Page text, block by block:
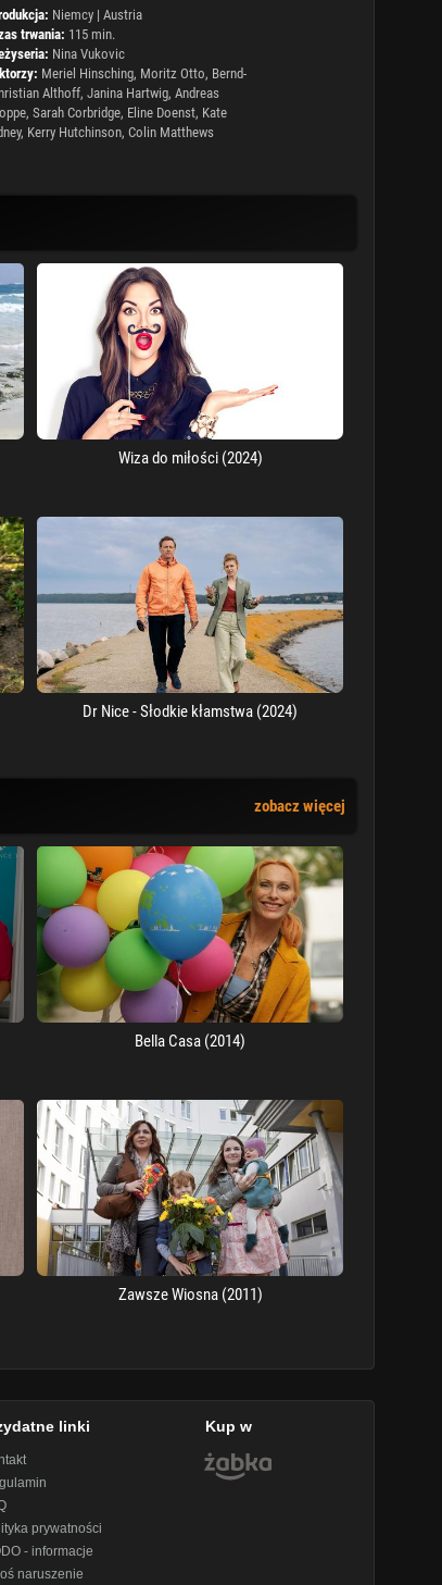
Niemcy | Austria
trwania: 115 min.
Nina Vukovic
Meriel Hinsching, Moritz Otto, Bernd-
Althoff, Janina Hartwig, Andreas
Sarah Corbridge, Eline Doenst, Kate
Kerry Hutchinson, Colin Matthews
Wiza do miłości (2024)
Dr Nice - Słodkie kłamstwa (2024)
zobacz więcej
Bella Casa (2014)
Zawsze Wiosna (2011)
linki
prywatności
- informacje
naruszenie
Kup w